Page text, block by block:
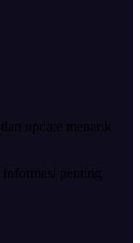
update menarik
penting